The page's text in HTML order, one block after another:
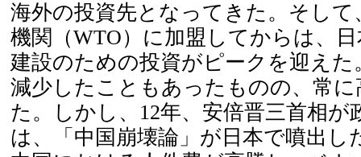
海外の投資先となってきた。そして
機関（WTO）に加盟してからは、
建設のための投資がピークを迎え
減少したこともあったものの、常
た。しかし、12年、安倍晋三首相が
は、「中国崩壊論」が日本で噴出し